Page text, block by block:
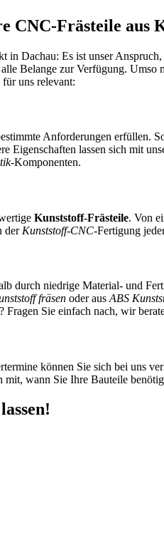
CNC-Frästeile aus
in Dachau: Es ist unser
Belange zur Verfügung.
uns relevant:
Anforderungen erfüllen.
Eigenschaften lassen sich mit
-Komponenten.
Kunststoff-Frästeile. Von
der Kunststoff-CNC-Fertigung
durch niedrige Material- und
fräsen oder aus ABS
Fragen Sie einfach nach, wir
können Sie sich bei uns
wann Sie Ihre Bauteile